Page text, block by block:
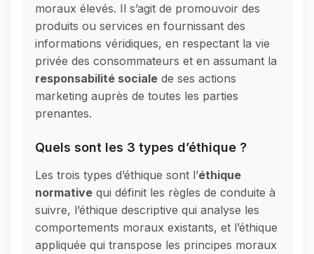
moraux élevés. Il s’agit de promouvoir des
produits ou services en fournissant des
informations véridiques, en respectant la vie
privée des consommateurs et en assumant la
responsabilité sociale de ses actions
marketing auprès de toutes les parties
prenantes.
Quels sont les 3 types d’éthique ?
Les trois types d’éthique sont l’éthique
normative qui définit les règles de conduite à
suivre, l’éthique descriptive qui analyse les
comportements moraux existants, et l’éthique
appliquée qui transpose les principes moraux